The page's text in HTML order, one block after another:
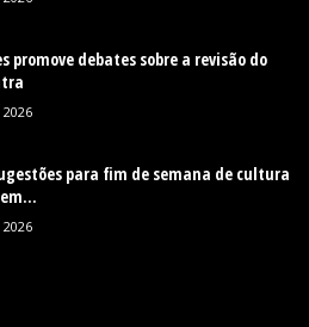
promove debates sobre a revisão do
para fim de semana de cultura